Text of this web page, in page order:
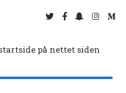
på nettet siden